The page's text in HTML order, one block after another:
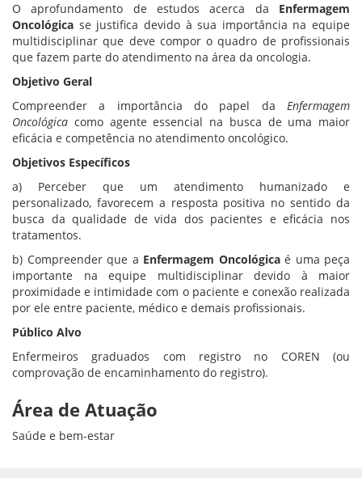
O aprofundamento de estudos acerca da Enfermagem
Oncológica se justifica devido à sua importância na equipe
multidisciplinar que deve compor o quadro de profissionais
que fazem parte do atendimento na área da oncologia.
Objetivo Geral
Compreender a importância do papel da Enfermagem
Oncológica como agente essencial na busca de uma maior
eficácia e competência no atendimento oncológico.
Objetivos Específicos
a) Perceber que um atendimento humanizado e
personalizado, favorecem a resposta positiva no sentido da
busca da qualidade de vida dos pacientes e eficácia nos
tratamentos.
b) Compreender que a Enfermagem Oncológicaé uma peça
importante na equipe multidisciplinar devido à maior
proximidade e intimidade com o paciente e conexão realizada
por ele entre paciente, médico e demais profissionais.
Público Alvo
Enfermeiros graduados com registro no COREN (ou
comprovação de encaminhamento do registro).
Área de Atuação
Saúde e bem-estar